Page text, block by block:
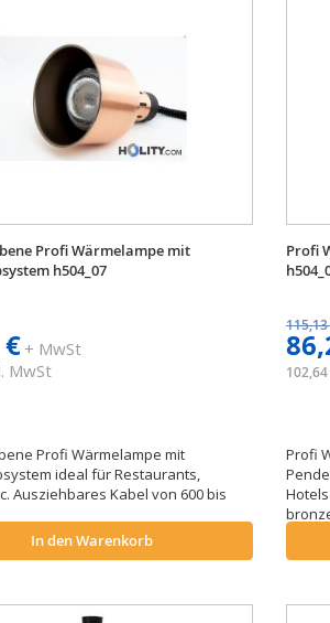
Profi Wärmelampe mit
h504_07
+ MwSt
MwSt
Profi Wärmelampe mit
ideal für Restaurants,
Ausziehbares Kabel von 600 bis
In den Warenkorb
Profi
Profi
0,25